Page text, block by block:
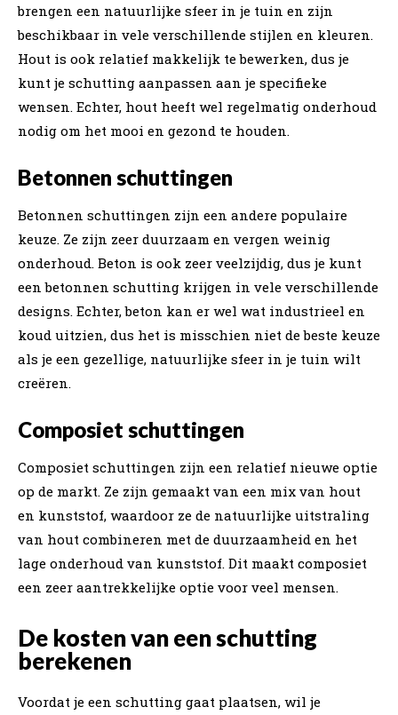
brengen een natuurlijke sfeer in je tuin en zijn
beschikbaar in vele verschillende stijlen en kleuren.
Hout is ook relatief makkelijk te bewerken, dus je
kunt je schutting aanpassen aan je specifieke
wensen. Echter, hout heeft wel regelmatig onderhoud
nodig om het mooi en gezond te houden.
Betonnen schuttingen
Betonnen schuttingen zijn een andere populaire
keuze. Ze zijn zeer duurzaam en vergen weinig
onderhoud. Beton is ook zeer veelzijdig, dus je kunt
een betonnen schutting krijgen in vele verschillende
designs. Echter, beton kan er wel wat industrieel en
koud uitzien, dus het is misschien niet de beste keuze
als je een gezellige, natuurlijke sfeer in je tuin wilt
creëren.
Composiet schuttingen
Composiet schuttingen zijn een relatief nieuwe optie
op de markt. Ze zijn gemaakt van een mix van hout
en kunststof, waardoor ze de natuurlijke uitstraling
van hout combineren met de duurzaamheid en het
lage onderhoud van kunststof. Dit maakt composiet
een zeer aantrekkelijke optie voor veel mensen.
De kosten van een schutting
berekenen
Voordat je een schutting gaat plaatsen, wil je